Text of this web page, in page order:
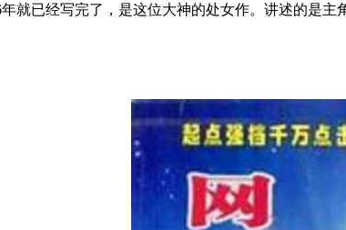
已经写完了，是这位大神的处女作。讲述的是主